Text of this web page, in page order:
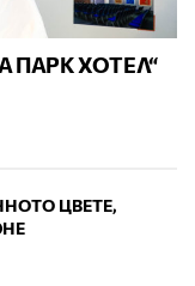
ХОТЕЛ“
ЦВЕТЕ,